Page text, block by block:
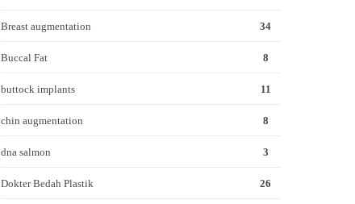
Breast augmentation 34
Buccal Fat 8
buttock implants 11
chin augmentation 8
dna salmon 3
Dokter Bedah Plastik 26